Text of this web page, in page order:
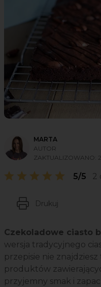
MARTA
AUTOR
ZAKTUALIZOWANO:
5/5 2
Drukuj
Czekoladowe ciasto
wersja tradycyjnego
przepisie nie
produktów
przyjemny smak i